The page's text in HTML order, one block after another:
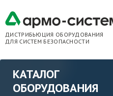
ДИСТРИБЬЮЦИЯ ОБОРУДОВАНИЯ
ДЛЯ СИСТЕМ БЕЗОПАСНОСТИ
КАТАЛОГ
ОБОРУДОВАНИЯ